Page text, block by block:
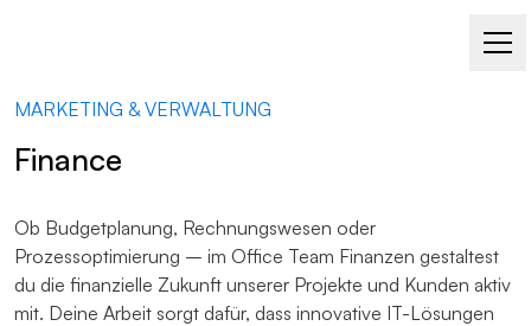
MARKETING & VERWALTUNG
Finance
Ob Budgetplanung, Rechnungswesen oder
Prozessoptimierung – im Office Team Finanzen gestaltest
du die finanzielle Zukunft unserer Projekte und Kunden aktiv
mit. Deine Arbeit sorgt dafür, dass innovative IT-Lösungen